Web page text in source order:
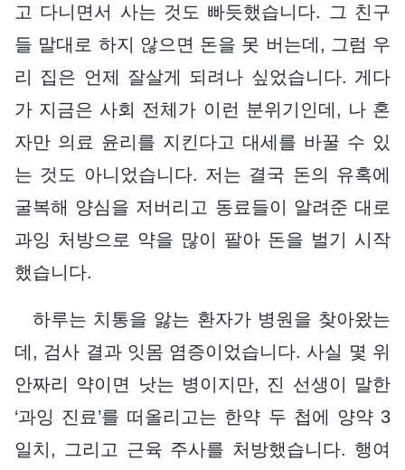
고 다니면서 사는 것도 빠듯했습니다. 그 친구
들 말대로 하지 않으면 돈을 못 버는데, 그럼 우
리 집은 언제 잘살게 되려나 싶었습니다. 게다
가 지금은 사회 전체가 이런 분위기인데, 나 혼
자만 의료 윤리를 지킨다고 대세를 바꿀 수 있
는 것도 아니었습니다. 저는 결국 돈의 유혹에
굴복해 양심을 저버리고 동료들이 알려준 대로
과잉 처방으로 약을 많이 팔아 돈을 벌기 시작
했습니다.
하루는 치통을 앓는 환자가 병원을 찾아왔는
데, 검사 결과 잇몸 염증이었습니다. 사실 몇 위
안짜리 약이면 낫는 병이지만, 진 선생이 말한
‘과잉 진료’를 떠올리고는 한약 두 첩에 양약 3
일치, 그리고 근육 주사를 처방했습니다. 행여